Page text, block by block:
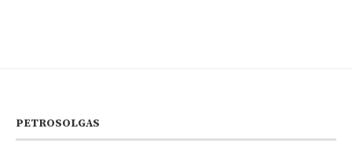
PETROSOLGAS